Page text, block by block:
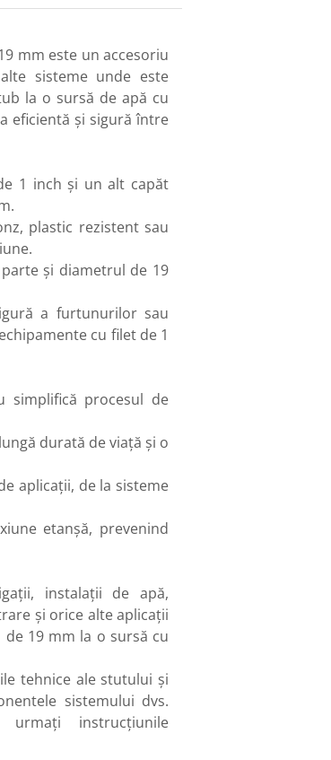
mm este un accesoriu
sisteme unde este
la o sursă de apă cu
eficientă și sigură între
1 inch și un alt capăt
plastic rezistent sau
și diametrul de 19
a furtunurilor sau
cu filet de 1
simplifică procesul de
durată de viață și o
aplicații, de la sisteme
etanșă, prevenind
instalații de apă,
și orice alte aplicații
19 mm la o sursă cu
tehnice ale stutului și
sistemului dvs.
instrucțiunile